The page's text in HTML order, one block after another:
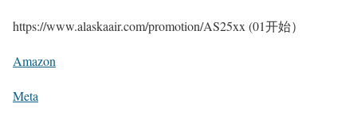
https://www.alaskaair.com/promotion/AS25xx (01开始）
Amazon
Meta